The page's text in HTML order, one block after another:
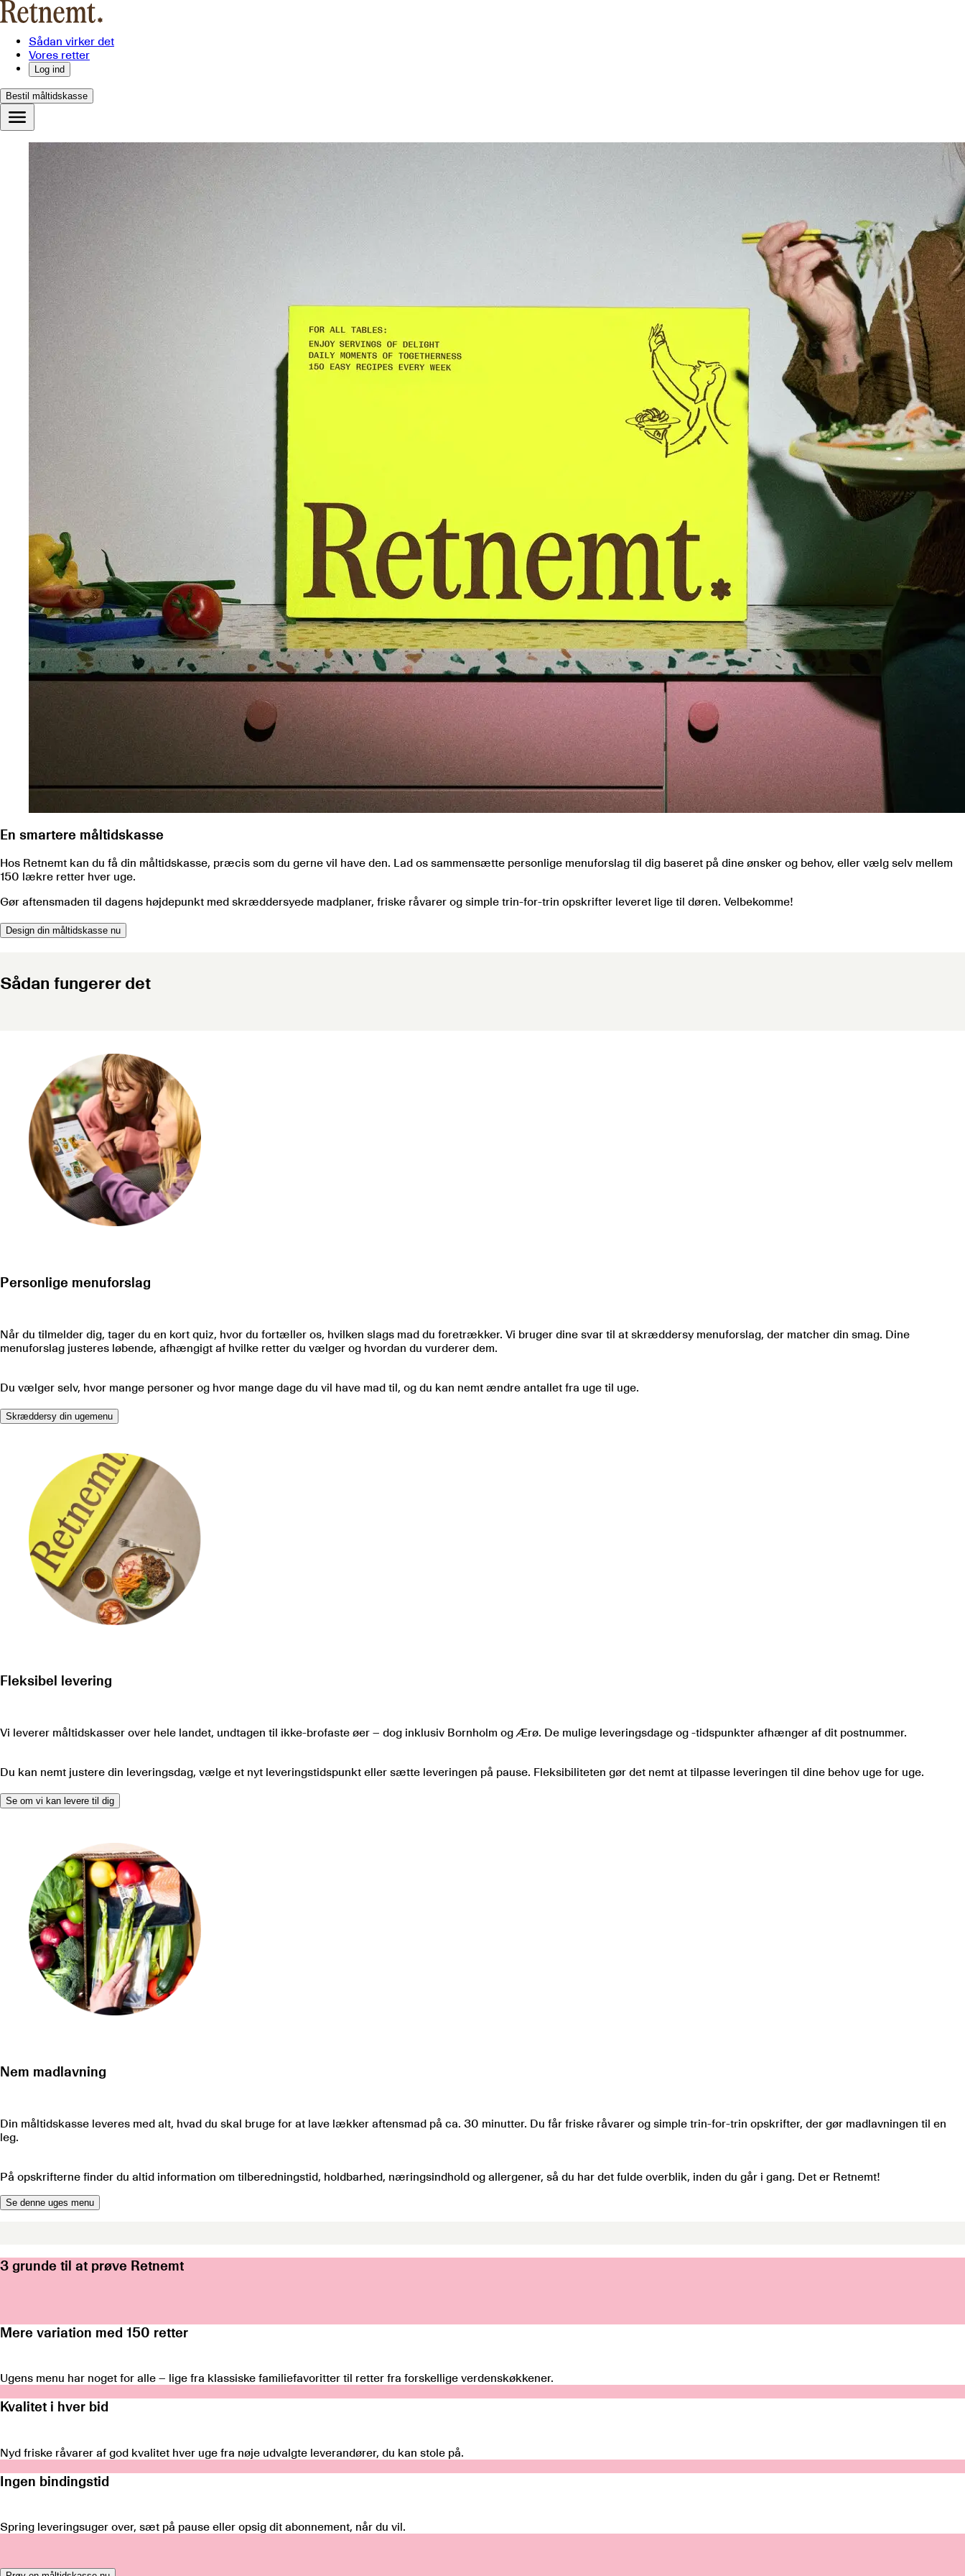
Sådan virker det
Vores retter
Log ind
Bestil måltidskasse
En smartere måltidskasse
Hos Retnemt kan du få din måltidskasse, præcis som du gerne vil have den. Lad os sammensætte personlige menuforslag til dig baseret på dine ønsker og behov, eller vælg selv mellem
150 lækre retter hver uge.
Gør aftensmaden til dagens højdepunkt med skræddersyede madplaner, friske råvarer og simple trin-for-trin opskrifter leveret lige til døren. Velbekomme!
Design din måltidskasse nu
Sådan fungerer det
Personlige menuforslag
Når du tilmelder dig, tager du en kort quiz, hvor du fortæller os, hvilken slags mad du foretrækker. Vi bruger dine svar til at skræddersy menuforslag, der matcher din smag. Dine
menuforslag justeres løbende, afhængigt af hvilke retter du vælger og hvordan du vurderer dem.
Du vælger selv, hvor mange personer og hvor mange dage du vil have mad til, og du kan nemt ændre antallet fra uge til uge.
Skræddersy din ugemenu
Fleksibel levering
Vi leverer måltidskasser over hele landet, undtagen til ikke-brofaste øer – dog inklusiv Bornholm og Ærø. De mulige leveringsdage og -tidspunkter afhænger af dit postnummer.
Du kan nemt justere din leveringsdag, vælge et nyt leveringstidspunkt eller sætte leveringen på pause. Fleksibiliteten gør det nemt at tilpasse leveringen til dine behov uge for uge.
Se om vi kan levere til dig
Nem madlavning
Din måltidskasse leveres med alt, hvad du skal bruge for at lave lækker aftensmad på ca. 30 minutter. Du får friske råvarer og simple trin-for-trin opskrifter, der gør madlavningen til en
leg.
På opskrifterne finder du altid information om tilberedningstid, holdbarhed, næringsindhold og allergener, så du har det fulde overblik, inden du går i gang. Det er Retnemt!
Se denne uges menu
3 grunde til at prøve Retnemt
Mere variation med 150 retter
Ugens menu har noget for alle – lige fra klassiske familiefavoritter til retter fra forskellige verdenskøkkener.
Kvalitet i hver bid
Nyd friske råvarer af god kvalitet hver uge fra nøje udvalgte leverandører, du kan stole på.
Ingen bindingstid
Spring leveringsuger over, sæt på pause eller opsig dit abonnement, når du vil.